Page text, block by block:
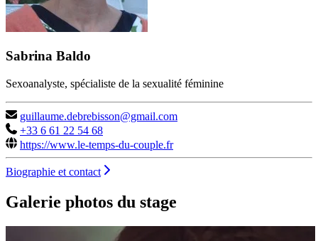
Sabrina Baldo
Sexoanalyste, spécialiste de la sexualité féminine
guillaume.debrebisson@gmail.com
+33 6 61 22 54 68
https://www.le-temps-du-couple.fr
Biographie et contact
Galerie photos du stage